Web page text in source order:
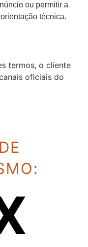
ou permitir a
técnica.
termos, o cliente
oficiais do